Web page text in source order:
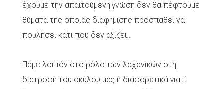
έχουμε την απαιτούμενη γνώση δεν θα πέφτουμε
θύματα της όποιας διαφήμισης προσπαθεί να
πουλήσει κάτι που δεν αξίζει…
Πάμε λοιπόν στο ρόλο των λαχανικών στη
διατροφή του σκύλου μας ή διαφορετικά γιατί